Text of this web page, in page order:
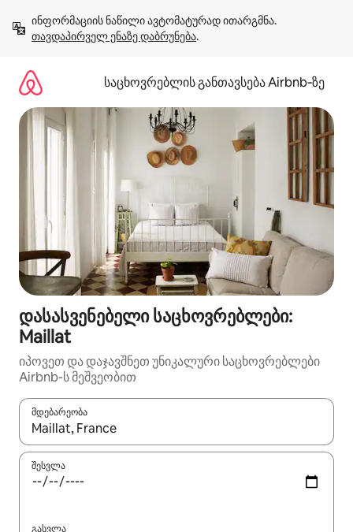
გადასვლა
თავდაპირველ ენაზე დაბრუნება.
საცხოვრებლის განთავსება Airbnb‑ზე
დასასვენებელი საცხოვრებლები:
Maillat
იპოვეთ და დაჯავშნეთ უნიკალური საცხოვრებლები
Airbnb-ს მეშვეობით
მდებარეობა
როცა შედეგები ხელმისაწვდომი გახდება, ნავიგაციისთვის
შესვლა
გასვლა